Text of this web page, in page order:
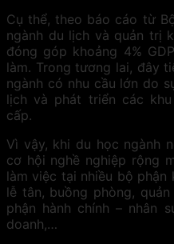
Cụ thể, theo báo cáo từ
ngành du lịch và quản trị
đóng góp khoảng 4%
làm. Trong tương lai, đây
ngành có nhu cầu lớn do
lịch và phát triển các
cấp.
Vì vậy, khi du học ngành
cơ hội nghề nghiệp rộng
làm việc tại nhiều bộ phận
lễ tân, buồng phòng,
phận hành chính – nhân
doanh,…